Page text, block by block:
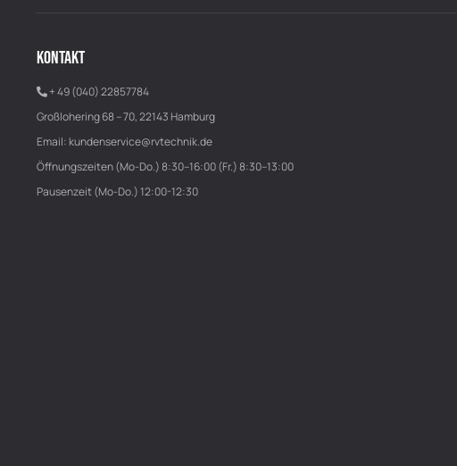
KONTAKT
+ 49 (040) 22857784
Großlohering 68 – 70, 22143 Hamburg
Email: kundenservice@rvtechnik.de
Öffnungszeiten (Mo-Do.) 8:30–16:00 (Fr.) 8:30–13:00
Pausenzeit (Mo-Do.) 12:00-12:30